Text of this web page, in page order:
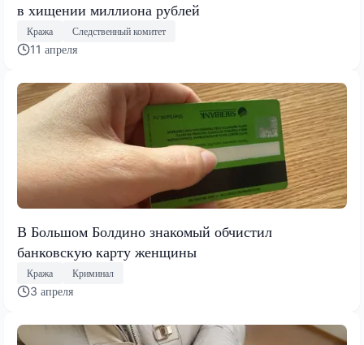
в хищении миллиона рублей
Кража Следственный комитет
11 апреля
В Большом Болдино знакомый обчистил
банковскую карту женщины
Кража Криминал
3 апреля